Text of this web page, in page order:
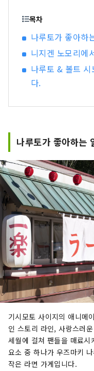
mainly as
목차
나루토가 좋아하
니지겐 노모리에
나루토 & 볼트
다.
나루토가 좋아하는
기시모토 사이지의 애니메
인 스토리 라인, 사랑스러
세월에 걸쳐 팬들을 매료
요소 중 하나가 우즈마키
작은 라면 가게입니다.